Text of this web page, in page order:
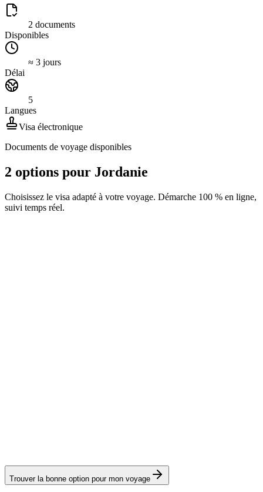
2 documents
Disponibles
≈ 3 jours
Délai
5
Langues
Visa électronique
Documents de voyage disponibles
2 options pour Jordanie
Choisissez le visa adapté à votre voyage. Démarche 100 % en ligne,
suivi temps réel.
Trouver la bonne option pour mon voyage